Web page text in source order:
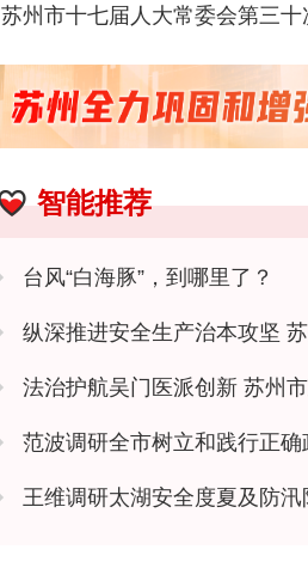
苏州市十七届人大常委会第三十次
苏州市人大常委会领导开展"七
苏州市政协领导率队开展"七一"
智能推荐
台风“白海豚”，到哪里了？
纵深推进安全生产治本攻坚 苏州市政府召开市安委
法治护航吴门医派创新 苏州市政府常务会
范波调研全市树立和践行正
王维调研太湖安全度夏及防汛